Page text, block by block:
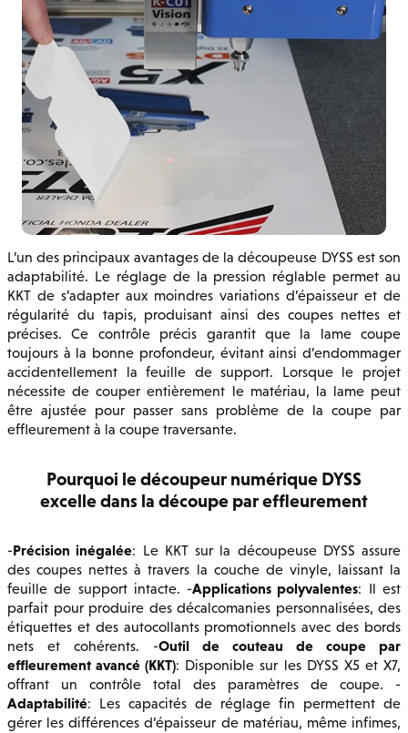
L’un des principaux avantages de la découpeuse DYSS est son
adaptabilité. Le réglage de la pression réglable permet au
KKT de s’adapter aux moindres variations d’épaisseur et de
régularité du tapis, produisant ainsi des coupes nettes et
précises. Ce contrôle précis garantit que la lame coupe
toujours à la bonne profondeur, évitant ainsi d’endommager
accidentellement la feuille de support. Lorsque le projet
nécessite de couper entièrement le matériau, la lame peut
être ajustée pour passer sans problème de la coupe par
effleurement à la coupe traversante.
Pourquoi le découpeur numérique DYSS
excelle dans la découpe par effleurement
-Précision inégalée: Le KKT sur la découpeuse DYSS assure
des coupes nettes à travers la couche de vinyle, laissant la
feuille de support intacte. -Applications polyvalentes: Il est
parfait pour produire des décalcomanies personnalisées, des
étiquettes et des autocollants promotionnels avec des bords
nets et cohérents. -Outil de couteau de coupe par
effleurement avancé (KKT): Disponible sur les DYSS X5 et X7,
offrant un contrôle total des paramètres de coupe. -
Adaptabilité: Les capacités de réglage fin permettent de
gérer les différences d’épaisseur de matériau, même infimes,